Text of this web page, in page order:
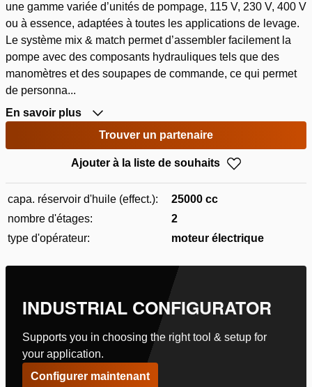
une gamme variée d’unités de pompage, 115 V, 230 V, 400 V
ou à essence, adaptées à toutes les applications de levage.
Le système mix & match permet d’assembler facilement la
pompe avec des composants hydrauliques tels que des
manomètres et des soupapes de commande, ce qui permet
de personna...
En savoir plus
Trouver un partenaire
Ajouter à la liste de souhaits
capa. réservoir d'huile (effect.):
25000 cc
nombre d'étages:
2
type d'opérateur:
moteur électrique
INDUSTRIAL CONFIGURATOR
Supports you in choosing the right tool & setup for
your application.
Configurer maintenant